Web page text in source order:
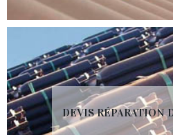
DEVIS RÉPARATION